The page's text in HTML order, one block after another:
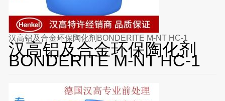
汉高铝及合金环保陶化剂BONDERITE M-NT HC-1
汉高铝及合金环保陶化剂
BONDERITE M-NT HC-1